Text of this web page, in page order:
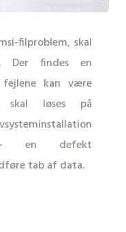
filproblem, skal
Der findes en
kan være
skal løses på
en defekt
tab af data.